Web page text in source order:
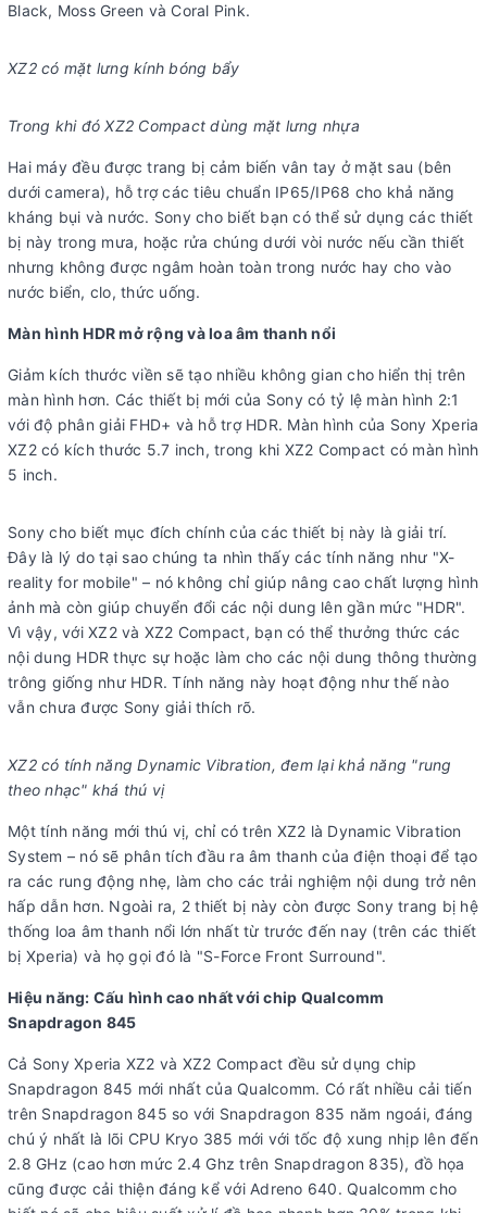
Black, Moss Green và Coral Pink.
XZ2 có mặt lưng kính bóng bẩy
Trong khi đó XZ2 Compact dùng mặt lưng nhựa
Hai máy đều được trang bị cảm biến vân tay ở mặt sau (bên
dưới camera), hỗ trợ các tiêu chuẩn IP65/IP68 cho khả năng
kháng bụi và nước. Sony cho biết bạn có thể sử dụng các thiết
bị này trong mưa, hoặc rửa chúng dưới vòi nước nếu cần thiết
nhưng không được ngâm hoàn toàn trong nước hay cho vào
nước biển, clo, thức uống.
Màn hình HDR mở rộng và loa âm thanh nổi
Giảm kích thước viền sẽ tạo nhiều không gian cho hiển thị trên
màn hình hơn. Các thiết bị mới của Sony có tỷ lệ màn hình 2:1
với độ phân giải FHD+ và hỗ trợ HDR. Màn hình của Sony Xperia
XZ2 có kích thước 5.7 inch, trong khi XZ2 Compact có màn hình
5 inch.
Sony cho biết mục đích chính của các thiết bị này là giải trí.
Đây là lý do tại sao chúng ta nhìn thấy các tính năng như "X-
reality for mobile" – nó không chỉ giúp nâng cao chất lượng hình
ảnh mà còn giúp chuyển đổi các nội dung lên gần mức "HDR".
Vì vậy, với XZ2 và XZ2 Compact, bạn có thể thưởng thức các
nội dung HDR thực sự hoặc làm cho các nội dung thông thường
trông giống như HDR. Tính năng này hoạt động như thế nào
vẫn chưa được Sony giải thích rõ.
XZ2 có tính năng Dynamic Vibration, đem lại khả năng "rung
theo nhạc" khá thú vị
Một tính năng mới thú vị, chỉ có trên XZ2 là Dynamic Vibration
System – nó sẽ phân tích đầu ra âm thanh của điện thoại để tạo
ra các rung động nhẹ, làm cho các trải nghiệm nội dung trở nên
hấp dẫn hơn. Ngoài ra, 2 thiết bị này còn được Sony trang bị hệ
thống loa âm thanh nổi lớn nhất từ trước đến nay (trên các thiết
bị Xperia) và họ gọi đó là "S-Force Front Surround".
Hiệu năng: Cấu hình cao nhất với chip Qualcomm
Snapdragon 845
Cả Sony Xperia XZ2 và XZ2 Compact đều sử dụng chip
Snapdragon 845 mới nhất của Qualcomm. Có rất nhiều cải tiến
trên Snapdragon 845 so với Snapdragon 835 năm ngoái, đáng
chú ý nhất là lõi CPU Kryo 385 mới với tốc độ xung nhịp lên đến
2.8 GHz (cao hơn mức 2.4 Ghz trên Snapdragon 835), đồ họa
cũng được cải thiện đáng kể với Adreno 640. Qualcomm cho